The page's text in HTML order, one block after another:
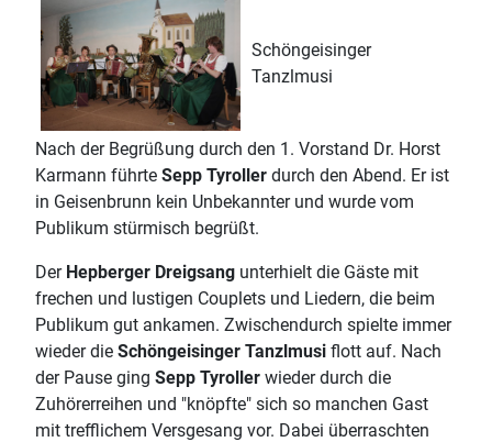
Schöngeisinger
Tanzlmusi
Nach der Begrüßung durch den 1. Vorstand Dr. Horst
Karmann führte Sepp Tyroller durch den Abend. Er ist
in Geisenbrunn kein Unbekannter und wurde vom
Publikum stürmisch begrüßt.
Der Hepberger Dreigsang unterhielt die Gäste mit
frechen und lustigen Couplets und Liedern, die beim
Publikum gut ankamen. Zwischendurch spielte immer
wieder die Schöngeisinger Tanzlmusi flott auf. Nach
der Pause ging Sepp Tyroller wieder durch die
Zuhörerreihen und "knöpfte" sich so manchen Gast
mit trefflichem Versgesang vor. Dabei überraschten